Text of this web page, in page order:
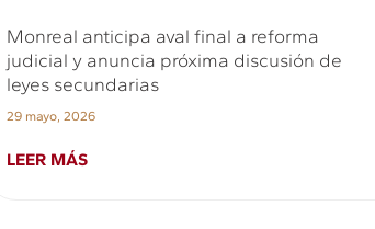
Monreal anticipa aval final a reforma
judicial y anuncia próxima discusión de
leyes secundarias
29 mayo, 2026
LEER MÁS